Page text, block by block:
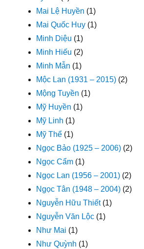
Mai Lệ Huyền (1)
Mai Quốc Huy (1)
Minh Diệu (1)
Minh Hiếu (2)
Minh Mẫn (1)
Mộc Lan (1931 – 2015) (2)
Mộng Tuyền (1)
Mỹ Huyền (1)
Mỹ Linh (1)
Mỹ Thể (1)
Ngọc Bảo (1925 – 2006) (2)
Ngọc Cẩm (1)
Ngọc Lan (1956 – 2001) (2)
Ngọc Tân (1948 – 2004) (2)
Nguyễn Hữu Thiết(1)
Nguyễn Văn Lộc (1)
Như Mai (1)
Như Quỳnh (1)